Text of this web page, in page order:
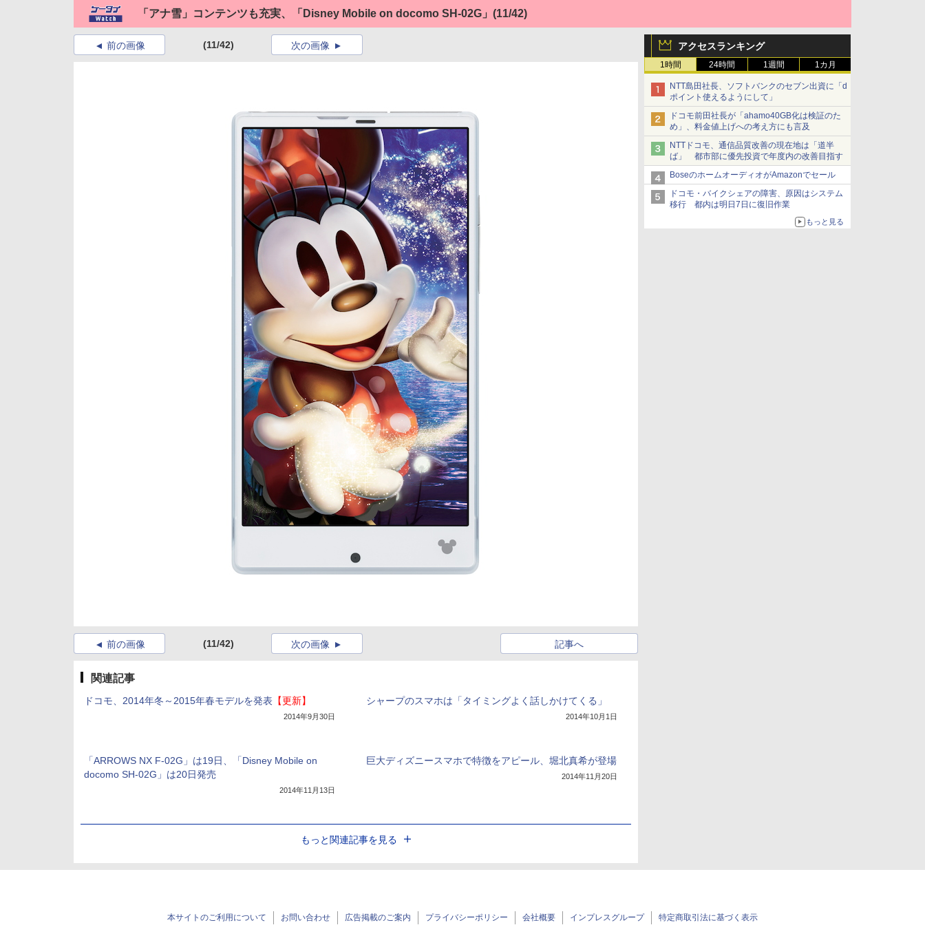
「アナ雪」コンテンツも充実、「Disney Mobile on docomo SH-02G」 (11/42)
アクセスランキング
1時間 24時間 1週間 1カ月
NTT島田社長、ソフトバンクのセブン出資に「d
ポイント使えるようにして」
ドコモ前田社長が「ahamo40GB化は検証のた
め」、料金値上げへの考え方にも言及
NTTドコモ、通信品質改善の現在地は「道半
ば」 都市部に優先投資で年度内の改善目指す
BoseのホームオーディオがAmazonでセール
ドコモ・バイクシェアの障害、原因はシステム
移行 都内は明日7日に復旧作業
もっと見る
前の画像 (11/42) 次の画像
前の画像 (11/42) 記事へ
次の画像
関連記事
ドコモ、2014年冬～2015年春モデルを発表 【更新】
2014年9月30日
シャープのスマホは「タイミングよく話しかけてくる」
2014年10月1日
「ARROWS NX F-02G」は19日、「Disney Mobile on
docomo SH-02G」は20日発売
2014年11月13日
巨大ディズニースマホで特徴をアピール、堀北真希が登場
2014年11月20日
もっと関連記事を見る
本サイトのご利用について お問い合わせ 広告掲載のご案内 プライバシーポリシー 会社概要 インプレスグループ 特定商取引法に基づく表示